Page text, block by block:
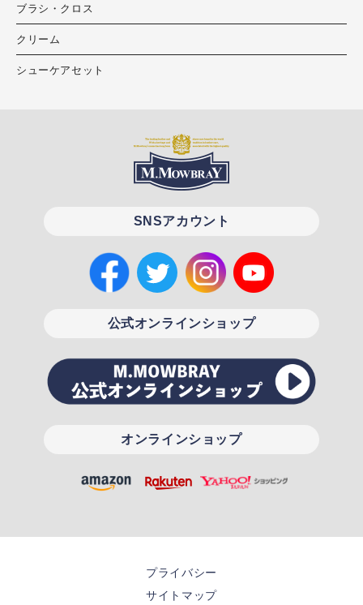
ブラシ・クロス
クリーム
シューケアセット
SNSアカウント
公式オンラインショップ
オンラインショップ
プライバシー
サイトマップ